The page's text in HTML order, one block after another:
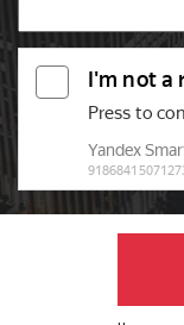
может